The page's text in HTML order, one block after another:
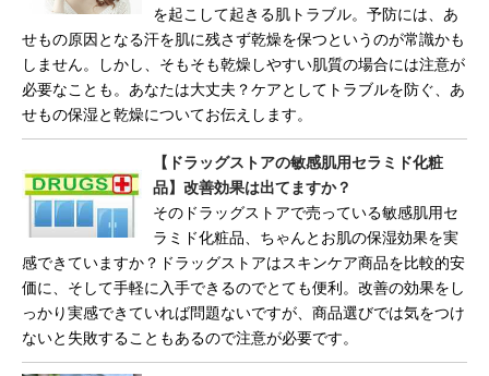
を起こして起きる肌トラブル。予防には、あ
せもの原因となる汗を肌に残さず乾燥を保つというのが常識かも
しません。しかし、そもそも乾燥しやすい肌質の場合には注意が
必要なことも。あなたは大丈夫？ケアとしてトラブルを防ぐ、あ
せもの保湿と乾燥についてお伝えします。
【ドラッグストアの敏感肌用セラミド化粧
品】改善効果は出てますか？
そのドラッグストアで売っている敏感肌用セ
ラミド化粧品、ちゃんとお肌の保湿効果を実
感できていますか？ドラッグストアはスキンケア商品を比較的安
価に、そして手軽に入手できるのでとても便利。改善の効果をし
っかり実感できていれば問題ないですが、商品選びでは気をつけ
ないと失敗することもあるので注意が必要です。